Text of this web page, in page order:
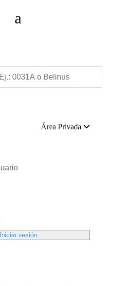
Área Privada
Iniciar sesión